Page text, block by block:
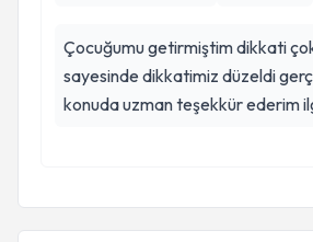
Çocuğumu getirmiştim dikkati çok
sayesinde dikkatimiz düzeldi
konuda uzman teşekkür ederim